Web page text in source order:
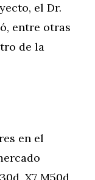
el Dr.
entre otras
de la
en el